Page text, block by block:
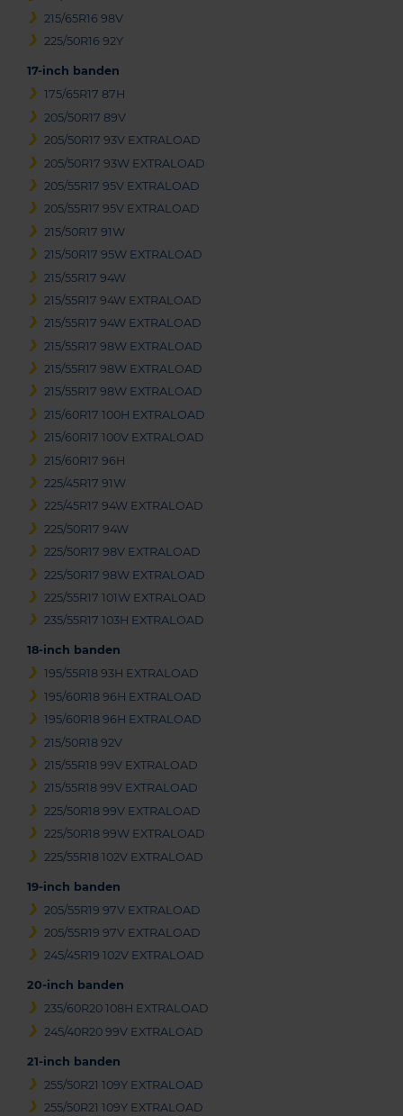
215/65R16 98V
225/50R16 92Y
17-inch banden
175/65R17 87H
205/50R17 89V
205/50R17 93V EXTRALOAD
205/50R17 93W EXTRALOAD
205/55R17 95V EXTRALOAD
205/55R17 95V EXTRALOAD
215/50R17 91W
215/50R17 95W EXTRALOAD
215/55R17 94W
215/55R17 94W EXTRALOAD
215/55R17 94W EXTRALOAD
215/55R17 98W EXTRALOAD
215/55R17 98W EXTRALOAD
215/55R17 98W EXTRALOAD
215/60R17 100H EXTRALOAD
215/60R17 100V EXTRALOAD
215/60R17 96H
225/45R17 91W
225/45R17 94W EXTRALOAD
225/50R17 94W
225/50R17 98V EXTRALOAD
225/50R17 98W EXTRALOAD
225/55R17 101W EXTRALOAD
235/55R17 103H EXTRALOAD
18-inch banden
195/55R18 93H EXTRALOAD
195/60R18 96H EXTRALOAD
195/60R18 96H EXTRALOAD
215/50R18 92V
215/55R18 99V EXTRALOAD
215/55R18 99V EXTRALOAD
225/50R18 99V EXTRALOAD
225/50R18 99W EXTRALOAD
225/55R18 102V EXTRALOAD
19-inch banden
205/55R19 97V EXTRALOAD
205/55R19 97V EXTRALOAD
245/45R19 102V EXTRALOAD
20-inch banden
235/60R20 108H EXTRALOAD
245/40R20 99V EXTRALOAD
21-inch banden
255/50R21 109Y EXTRALOAD
255/50R21 109Y EXTRALOAD